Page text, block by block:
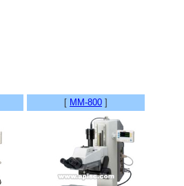
[ MM-800 ]